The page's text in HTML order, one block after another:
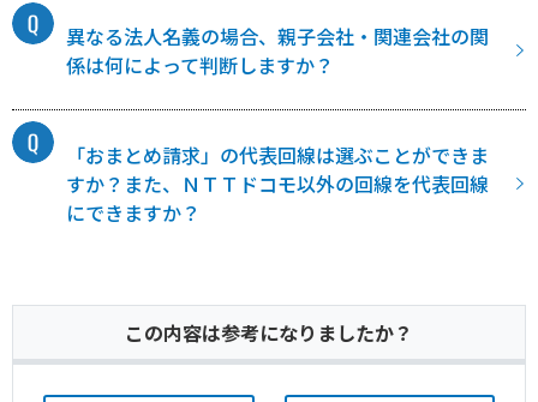
異なる法人名義の場合、親子会社・関連会社の関
係は何によって判断しますか？
「おまとめ請求」の代表回線は選ぶことができま
すか？また、ＮＴＴドコモ以外の回線を代表回線
にできますか？
この内容は参考になりましたか？